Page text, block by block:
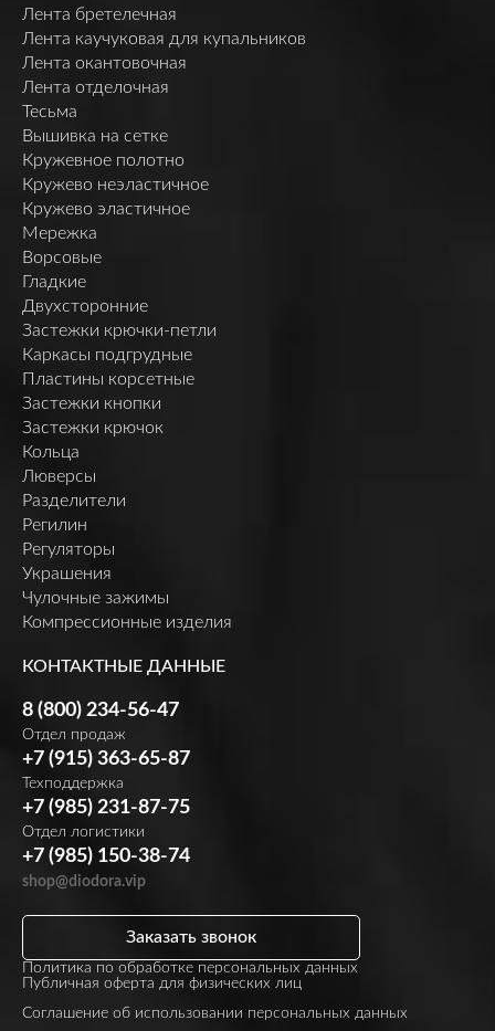
Лента бретелечная
Лента каучуковая для купальников
Лента окантовочная
Лента отделочная
Тесьма
Вышивка на сетке
Кружевное полотно
Кружево неэластичное
Кружево эластичное
Мережка
Ворсовые
Гладкие
Двухсторонние
Застежки крючки-петли
Каркасы подгрудные
Пластины корсетные
Застежки кнопки
Застежки крючок
Кольца
Люверсы
Разделители
Регилин
Регуляторы
Украшения
Чулочные зажимы
Компрессионные изделия
КОНТАКТНЫЕ ДАННЫЕ
8 (800) 234-56-47
Отдел продаж
+7 (915) 363-65-87
Техподдержка
+7 (985) 231-87-75
Отдел логистики
+7 (985) 150-38-74
shop@diodora.vip
Политика по обработке персональных данных
Публичная оферта для физических лиц
Заказать звонок
Соглашение об использовании персональных данных